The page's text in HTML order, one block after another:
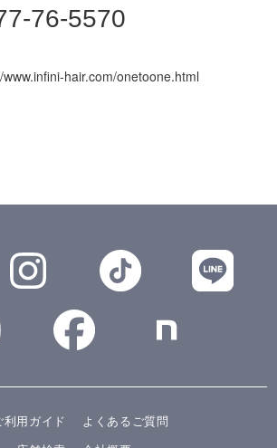
76-5570
www.infini-hair.com/onetoone.html
利用ガイド
よくあるご質問